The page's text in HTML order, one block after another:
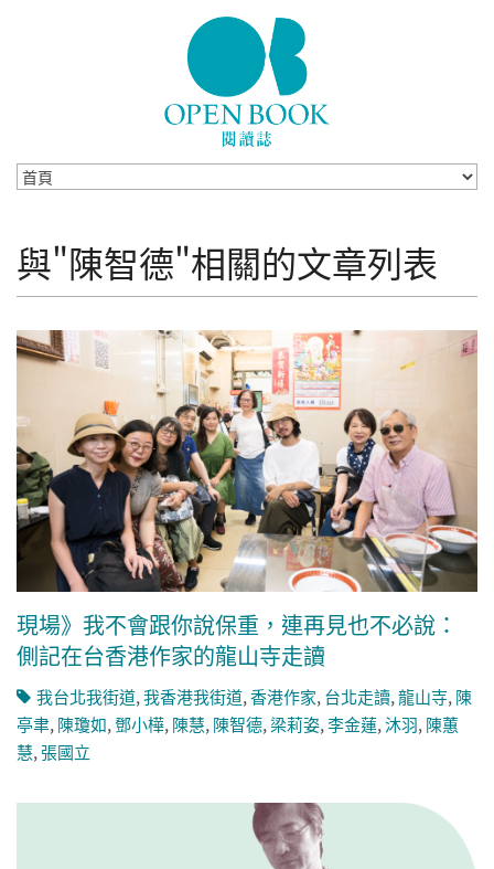
與"陳智德"相關的文章列表
現場》我不會跟你說保重，連再見也不必說：
側記在台香港作家的龍山寺走讀
我台北我街道,我香港我街道,香港作家,台北走讀,龍山寺,陳
亭聿,陳瓊如,鄧小樺,陳慧,陳智德,梁莉姿,李金蓮,沐羽,陳蕙
慧,張國立